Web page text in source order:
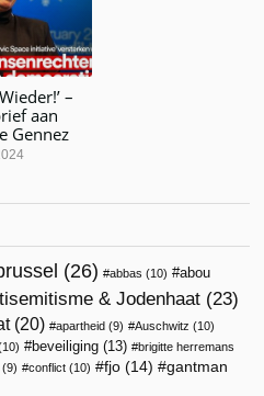
–
aan
Gennez
(26) abbas (10)
abou
& Jodenhaat (23)
(20) apartheid (9) Auschwitz (10)
beveiliging (13)
brigitte herremans
(9) conflict (10) fjo (14) gantman